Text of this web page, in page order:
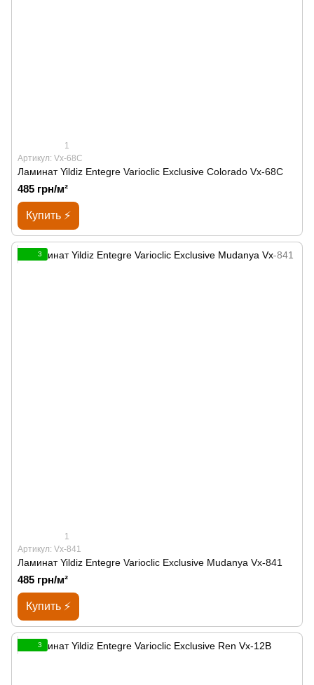
1
Артикул: Vx-68C
Ламинат Yildiz Entegre Varioclic Exclusive Сolorado Vx-68C
485 грн/м²
Купить ⚡
3
1
Артикул: Vx-841
Ламинат Yildiz Entegre Varioclic Exclusive Mudanya Vx-841
485 грн/м²
Купить ⚡
3